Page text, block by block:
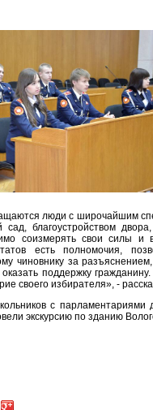
люди с широчайшим
сад, благоустройством
соизмерять свои силы и
есть полномочия,
чиновнику за
поддержку
своего избирателя», -
с парламентариями
экскурсию по зданию